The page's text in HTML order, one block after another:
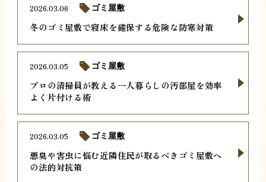
冬のゴミ屋敷で寝床を確保する危険な防寒対策
2026.03.06 ゴミ屋敷
プロの清掃員が教える一人暮らしの汚部屋を効率
よく片付ける術
2026.03.05 ゴミ屋敷
悪臭や害虫に悩む近隣住民が取るべきゴミ屋敷へ
の法的対抗策
2026.03.05 ゴミ屋敷